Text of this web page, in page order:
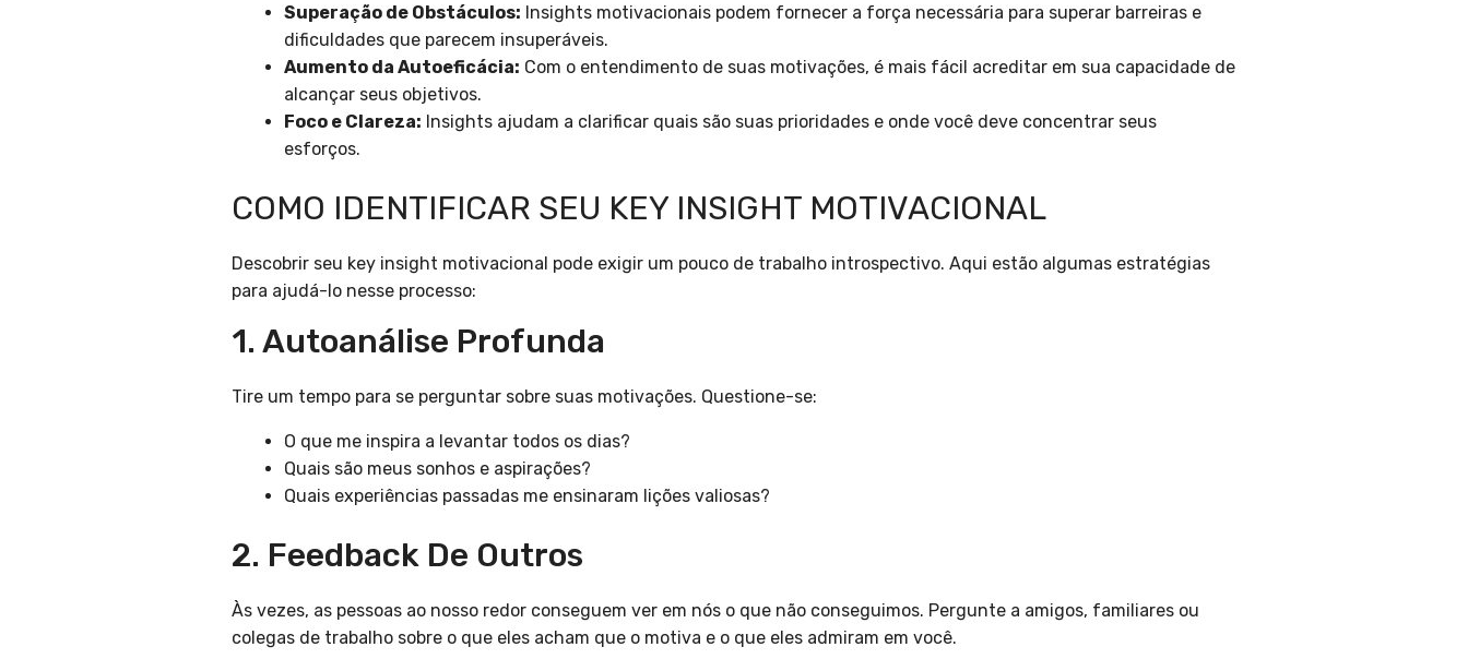
Superação de Obstáculos: Insights motivacionais podem fornecer a força necessária para superar barreiras e
dificuldades que parecem insuperáveis.
Aumento da Autoeficácia: Com o entendimento de suas motivações, é mais fácil acreditar em sua capacidade de
alcançar seus objetivos.
Foco e Clareza: Insights ajudam a clarificar quais são suas prioridades e onde você deve concentrar seus
esforços.
COMO IDENTIFICAR SEU KEY INSIGHT MOTIVACIONAL
Descobrir seu key insight motivacional pode exigir um pouco de trabalho introspectivo. Aqui estão algumas estratégias
para ajudá-lo nesse processo:
1. Autoanálise Profunda
Tire um tempo para se perguntar sobre suas motivações. Questione-se:
O que me inspira a levantar todos os dias?
Quais são meus sonhos e aspirações?
Quais experiências passadas me ensinaram lições valiosas?
2. Feedback De Outros
Às vezes, as pessoas ao nosso redor conseguem ver em nós o que não conseguimos. Pergunte a amigos, familiares ou
colegas de trabalho sobre o que eles acham que o motiva e o que eles admiram em você.